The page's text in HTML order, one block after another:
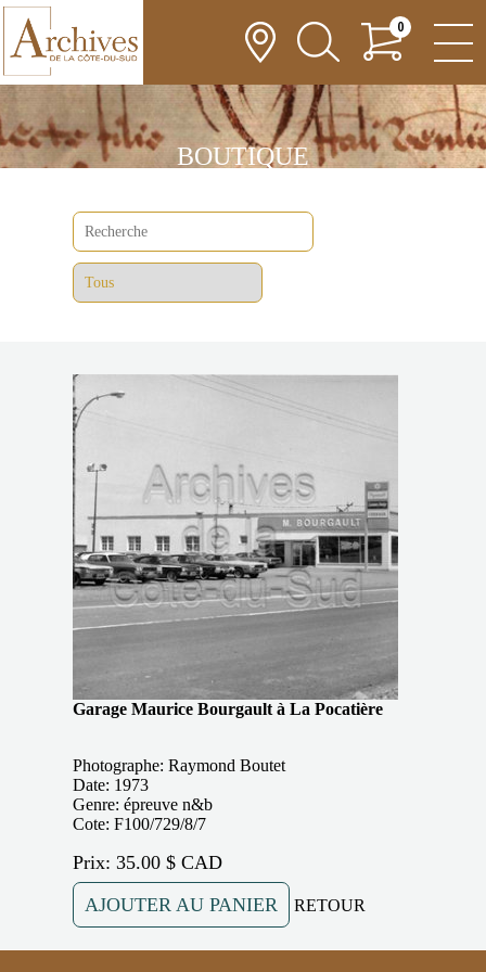
0
BOUTIQUE
Garage Maurice Bourgault à La Pocatière
Photographe: Raymond Boutet
Date: 1973
Genre: épreuve n&b
Cote: F100/729/8/7
Prix: 35.00 $ CAD
AJOUTER AU PANIER
RETOUR